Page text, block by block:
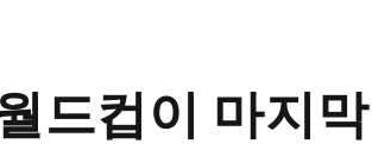
드컵이 마지